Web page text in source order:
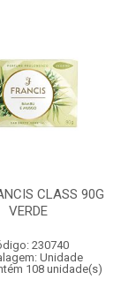
CLASS 90G
VERDE
230740
Unidade
108 unidade(s)